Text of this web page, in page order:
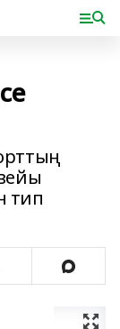
тип